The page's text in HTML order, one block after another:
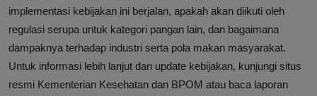
implementasi kebijakan ini berjalan, apakah akan diikuti oleh
regulasi serupa untuk kategori pangan lain, dan bagaimana
dampaknya terhadap industri serta pola makan masyarakat.
Untuk informasi lebih lanjut dan update kebijakan, kunjungi situs
resmi Kementerian Kesehatan dan BPOM atau baca laporan